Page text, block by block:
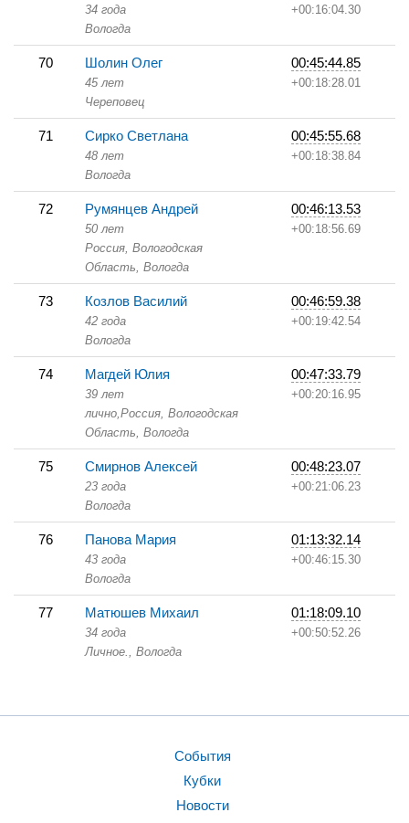
34 года
Вологда
+00:16:04.30
70 Шолин Олег
45 лет
Череповец
00:45:44.85
+00:18:28.01
71 Сирко Светлана
48 лет
Вологда
00:45:55.68
+00:18:38.84
72 Румянцев Андрей
50 лет
Россия, Вологодская
Область, Вологда
00:46:13.53
+00:18:56.69
73 Козлов Василий
42 года
Вологда
00:46:59.38
+00:19:42.54
74 Магдей Юлия
39 лет
лично,Россия, Вологодская
Область, Вологда
00:47:33.79
+00:20:16.95
75 Смирнов Алексей
23 года
Вологда
00:48:23.07
+00:21:06.23
76 Панова Мария
43 года
Вологда
01:13:32.14
+00:46:15.30
77 Матюшев Михаил
34 года
Личное., Вологда
01:18:09.10
+00:50:52.26
События
Кубки
Новости